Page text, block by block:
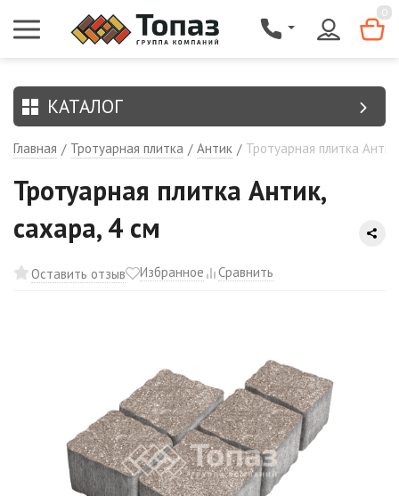
0
КАТАЛОГ
Главная / Тротуарная плитка / Антик / Тротуарная плитка
Тротуарная плитка Антик,
сахара, 4 см
Оставить отзыв Избранное Сравнить